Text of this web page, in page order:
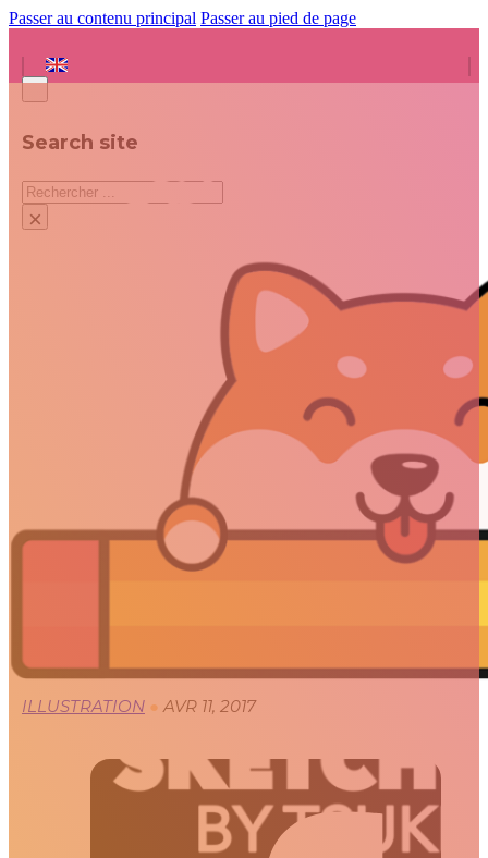
Passer au contenu principal Passer au pied de page
Search site
Rechercher
×
PAC-PANDA
ILLUSTRATION ● AVR 11, 2017